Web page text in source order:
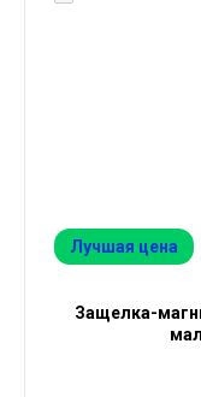
Лучшая цена
Защелка-